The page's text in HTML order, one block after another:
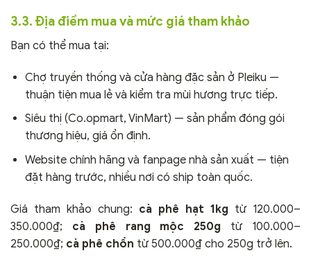
3.3. Địa điểm mua và mức giá tham khảo
Bạn có thể mua tại:
Chợ truyền thống và cửa hàng đặc sản ở Pleiku —
thuận tiện mua lẻ và kiểm tra mùi hương trực tiếp.
Siêu thị (Co.opmart, VinMart) — sản phẩm đóng gói
thương hiệu, giá ổn định.
Website chính hãng và fanpage nhà sản xuất — tiện
đặt hàng trước, nhiều nơi có ship toàn quốc.
Giá tham khảo chung: cà phê hạt 1kg từ 120.000–
350.000₫; cà phê rang mộc 250g từ 100.000–
250.000₫; cà phê chồn từ 500.000₫ cho 250g trở lên.